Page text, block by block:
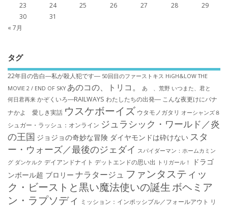
23
24 25 26 27 28
29
30
31
« 7月
タグ
22年目の告白―私が殺人犯です― 50回目のファーストキス HiGH&LOW THE
MOVIE 2 / END OF SKY あのコの、トリコ。 あゝ、荒野 いつまた、君と
何日君再来 かぞくいろ―RAILWAYS わたしたちの出発― こんな夜更けにバナ
ナかよ 愛しき実話 ウスケボーイズ ウタモノガタリ オーシャンズ８
シュガー・ラッシュ：オ​ンライン ジュラシック・ワールド／炎
の王国 ジョジョの奇妙な冒険 ダイヤモンドは砕けない スタ
ー・ウォーズ／最後のジェダイ スパイダーマン：ホームカミン
グ ダンケルク デイアンドナイト デットエンドの思い出 トリガール！
ドラゴ
ンボール超 ブロリー ナラタージュ ファンタスティッ
ク・ビーストと黒い魔法使いの誕生 ボヘミア
ン・ラプソディ ミッション：インポッシブル／フォールアウト リ